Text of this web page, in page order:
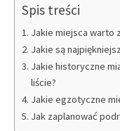
Spis treści
Jakie miejsca warto
Jakie są
Jakie historyczne
liście?
Jakie egzotyczne
Jak zaplanować